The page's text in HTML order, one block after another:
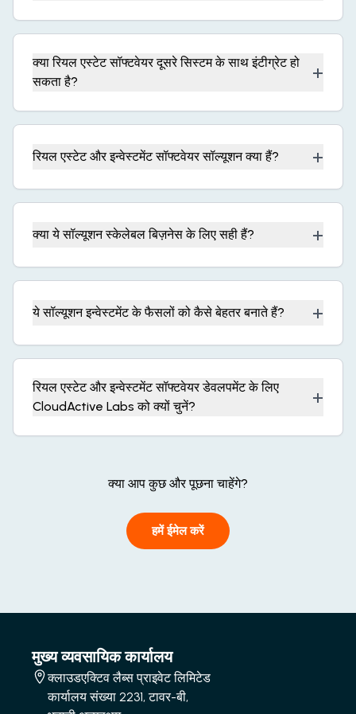
क्या रियल एस्टेट सॉफ्टवेयर दूसरे सिस्टम के साथ इंटीग्रेट हो
सकता है?
+
रियल एस्टेट और इन्वेस्टमेंट सॉफ्टवेयर सॉल्यूशन क्या हैं? +
क्या ये सॉल्यूशन स्केलेबल बिज़नेस के लिए सही हैं? +
ये सॉल्यूशन इन्वेस्टमेंट के फैसलों को कैसे बेहतर बनाते हैं? +
रियल एस्टेट और इन्वेस्टमेंट सॉफ्टवेयर डेवलपमेंट के लिए
CloudActive Labs को क्यों चुनें?
+
क्या आप कुछ और पूछना चाहेंगे?
हमें ईमेल करें
मुख्य व्यवसायिक कार्यालय
क्लाउडएक्टिव लैब्स प्राइवेट लिमिटेड
कार्यालय संख्या 2231, टावर-बी,